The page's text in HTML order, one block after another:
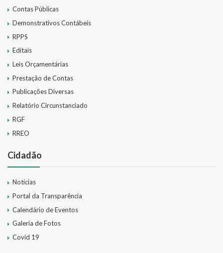
Contas Públicas
Demonstrativos Contábeis
RPPS
Editais
Leis Orçamentárias
Prestação de Contas
Publicações Diversas
Relatório Circunstanciado
RGF
RREO
Cidadão
Notícias
Portal da Transparência
Calendário de Eventos
Galeria de Fotos
Covid 19